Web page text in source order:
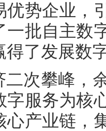
优势企业，
一批自主数
得了发展数
二次攀峰，
字服务为核
心产业链，